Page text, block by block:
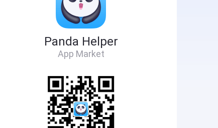
Panda Helper
App Market